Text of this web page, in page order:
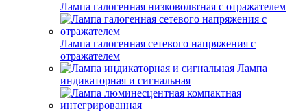
Лампа галогенная низковольтная с отражателем
Лампа галогенная сетевого напряжения с
отражателем
Лампа
индикаторная и сигнальная